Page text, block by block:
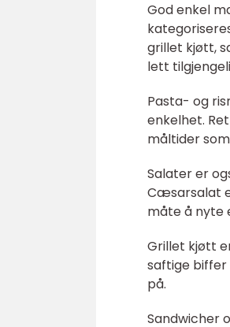
God enkel
grillet kjøtt,
lett
Pasta- og
enkelhet.
måltider
Salater er
Cæsarsalat
måte å nyte
Grillet kjøtt
saftige biffer
på.
Sandwicher